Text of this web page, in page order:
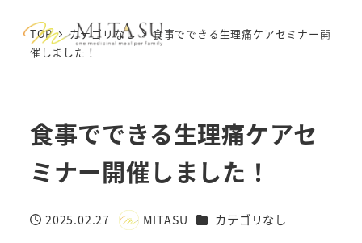
MENU
TOP カテゴリなし
食事でできる生理痛ケアセミナー開
催しました！
食事でできる生理痛ケアセ
ミナー開催しました！
投稿日
2025.02.27
著
MITASU カテゴリー
カテゴリなし